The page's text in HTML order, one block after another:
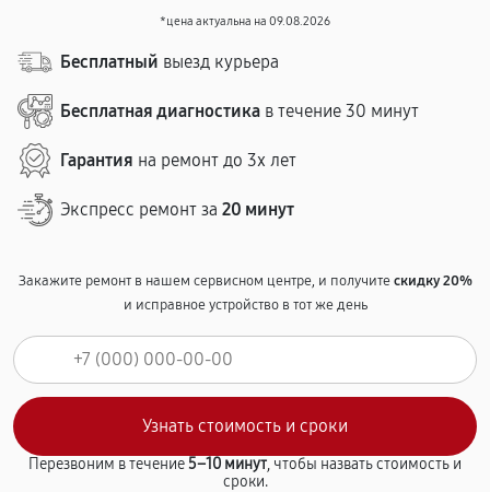
*цена актуальна на 09.08.2026
Бесплатный выезд курьера
Бесплатная диагностика в течение 30 минут
Гарантия на ремонт до 3х лет
Экспресс ремонт за 20 минут
Закажите ремонт в нашем сервисном центре, и получитескидку 20%
и исправное устройство в тот же день
Перезвоним в течение5–10 минут, чтобы назвать стоимость и
сроки.